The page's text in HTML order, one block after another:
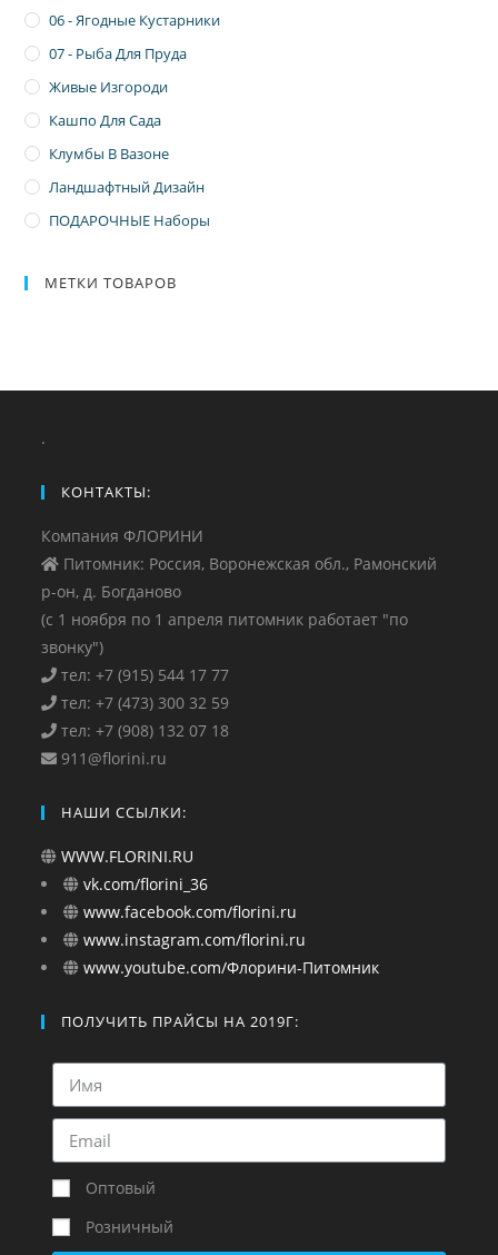
06 - Ягодные Кустарники
07 - Рыба Для Пруда
Живые Изгороди
Кашпо Для Сада
Клумбы В Вазоне
Ландшафтный Дизайн
ПОДАРОЧНЫЕ Наборы
МЕТКИ ТОВАРОВ
.
КОНТАКТЫ:
Компания ФЛОРИНИ
Питомник: Россия, Воронежская обл., Рамонский
р-он, д. Богданово
(с 1 ноября по 1 апреля питомник работает "по
звонку")
тел: +7 (915) 544 17 77
тел: +7 (473) 300 32 59
тел: +7 (908) 132 07 18
911@florini.ru
НАШИ ССЫЛКИ:
WWW.FLORINI.RU
vk.com/florini_36
www.facebook.com/florini.ru
www.instagram.com/florini.ru
www.youtube.com/Флорини-Питомник
ПОЛУЧИТЬ ПРАЙСЫ НА 2019Г:
Оптовый
Розничный